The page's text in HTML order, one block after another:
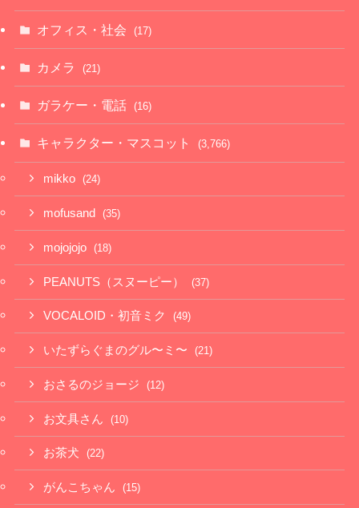
オフィス・社会 (17)
カメラ (21)
ガラケー・電話 (16)
キャラクター・マスコット (3,766)
mikko (24)
mofusand (35)
mojojojo (18)
PEANUTS（スヌーピー） (37)
VOCALOID・初音ミク (49)
いたずらぐまのグル〜ミ〜 (21)
おさるのジョージ (12)
お文具さん (10)
お茶犬 (22)
がんこちゃん (15)